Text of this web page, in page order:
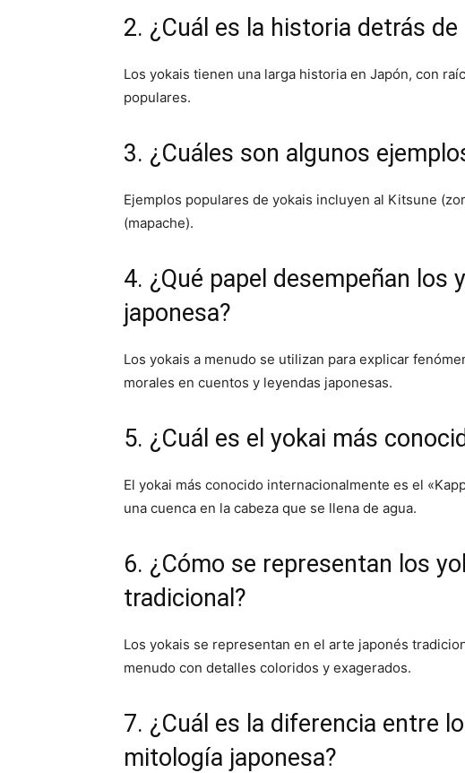
2. ¿Cuál es la historia detrás de
Los yokais tienen una larga historia en Japón, con
populares.
3. ¿Cuáles son algunos
Ejemplos populares de yokais incluyen al Kitsune
(mapache).
4. ¿Qué papel desempeñan los
japonesa?
Los yokais a menudo se utilizan para explicar
morales en cuentos y leyendas japonesas.
5. ¿Cuál es el yokai más
El yokai más conocido internacionalmente es el
una cuenca en la cabeza que se llena de agua.
6. ¿Cómo se representan los
tradicional?
Los yokais se representan en el arte japonés
menudo con detalles coloridos y exagerados.
7. ¿Cuál es la diferencia entre
mitología japonesa?